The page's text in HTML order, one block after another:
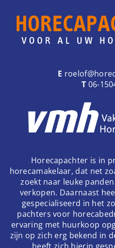
E
T 06-
Horecapachter is in
horecamakelaar, dat net
zoekt naar leuke
verkopen. Daarnaast
gespecialiseerd in het
pachters voor
ervaring met huurkoop
zijn op zich erg bekend in
heeft zich hierin